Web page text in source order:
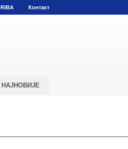
RIBA Контакт
НАЈНОВИЈЕ